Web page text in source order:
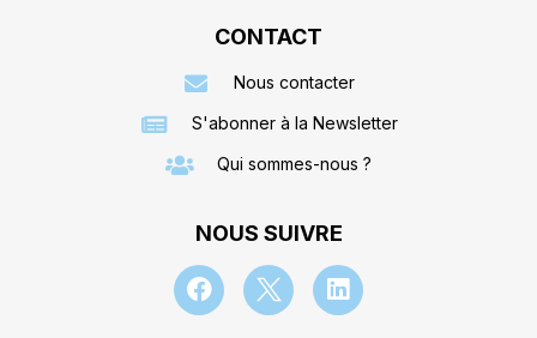
CONTACT
Nous contacter
S'abonner à la Newsletter
Qui sommes-nous ?
NOUS SUIVRE